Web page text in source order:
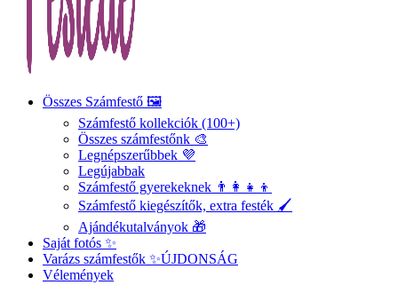
Összes Számfestő 🖼️
Számfestő kollekciók (100+)
Összes számfestőnk 🎨
Legnépszerűbbek 💜
Legújabbak
Számfestő gyerekeknek 👨‍👩‍👧‍👦
Számfestő kiegészítők, extra festék 🖌️
Ajándékutalványok 🎁
Saját fotós ✨
Varázs számfestők ✨ÚJDONSÁG
Vélemények